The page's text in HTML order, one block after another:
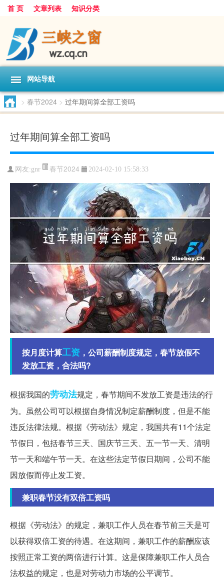
首 页 文章列表 知识分类
网站导航
> 春节2024 > 过年期间算全部工资吗
过年期间算全部工资吗
网友:gnr 春节2024 2024-02-10 15:58:33
按月度计算工资 ，公司薪酬制度规定，春节放假不
发放工资，合法吗?
根据我国的劳动法规定，春节期间不发放工资是违法的行
为。虽然公司可以根据自身情况制定薪酬制度，但是不能
违反法律法规。根据《劳动法》规定，我国共有11个法定
节假日，包括春节三天、国庆节三天、五一节一天、清明
节一天和端午节一天。在这些法定节假日期间，公司不能
因放假而停止发工资。
兼职春节没有双倍工资吗
根据《劳动法》的规定，兼职工作人员在春节前三天是可
以获得双倍工资的待遇。在这期间，兼职工作的薪酬应该
按照正常工资的两倍进行计算。这是保障兼职工作人员合
法权益的规定，也是对劳动力市场的公平调节。